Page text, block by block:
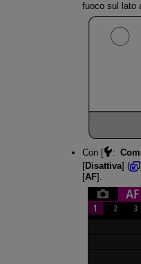
fuoco sul lato
Con [ :
[Disattiva] (
[AF].